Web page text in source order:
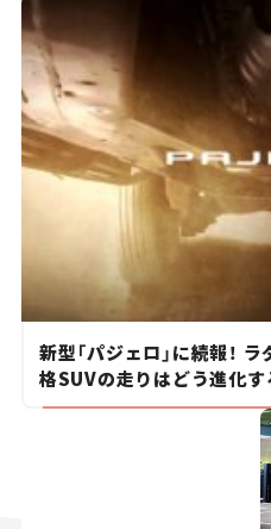
新型「パジェロ」に続報！
格SUVの走りはどう進化す